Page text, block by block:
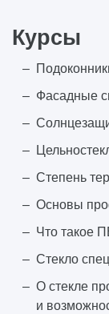
Курсы
Фасадные
Степень
Основы
Что такое
Стекло
О стекле
и